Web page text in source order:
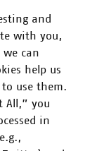
and
with you,
can
help us
use them.
All,” you
in